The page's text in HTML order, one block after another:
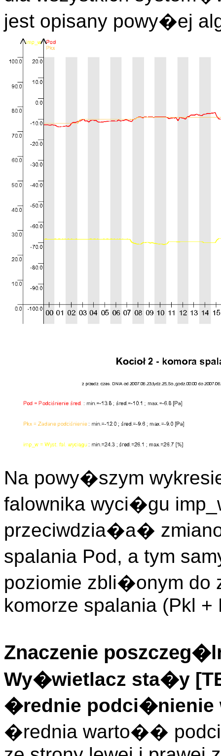
jest opisany powy�ej
Na powy�szym
falownika wyci�gu
przeciwdzia�a�
spalania Pod, a tym
poziomie zbli�onym do
komorze spalania (Pkl +
Znaczenie
Wy�wietlacz sta�y
�rednie podci�nienie
�rednia warto��